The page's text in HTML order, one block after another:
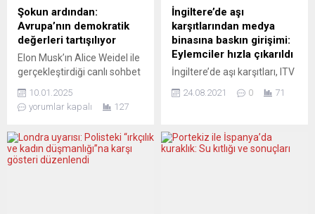
aktivisti Osman Kavala
hakkında Avrupa İnsan
Hakları Mahkemesi (AİHM)
tarafından verilen hak ihlali
kararını görüşmek üzere...
ettiği “Ben savunma bakanı
olduğum sürece İsveç asla
NATO üyesi olmayacak”
sözünü hatırlatarak, “Aynı
düşüncedeyim, aynı sözü
‘asla’ kelimesini
kullanmadan...
Şokun ardından:
Avrupa’nın demokratik
değerleri tartışılıyor
Elon Musk’ın Alice Weidel ile
gerçekleştirdiği canlı sohbet
hukuki açıdan şok dalgaları
yarattı. Almanya’nın seçim
atmosferinde, Musk’ın
açıkça AfD lehine taraf
10.01.2025
yorumlar kapalı
127
İngiltere’de aşı
karşıtlarından medya
binasına baskın girişimi:
Eylemciler hızla çıkarıldı
İngiltere’de aşı karşıtları, ITV
medya kuruluşuna ev
Londra’da Grays Inn yolunda
yer alan Independent
24.08.2021 0 71